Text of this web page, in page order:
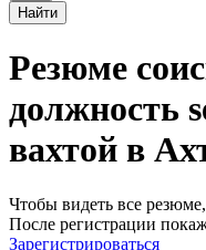
Найти
Резюме
должность
вахтой в
Чтобы видеть все
После регистрации
Зарегистрироваться